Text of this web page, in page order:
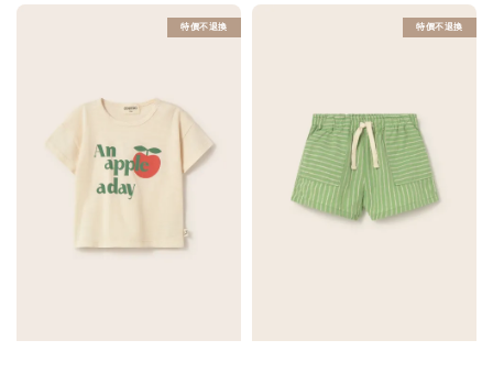
特價不退換 特價不退換